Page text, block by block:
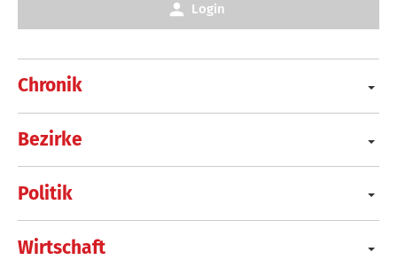
Chronik
Bezirke
Politik
Wirtschaft
Login